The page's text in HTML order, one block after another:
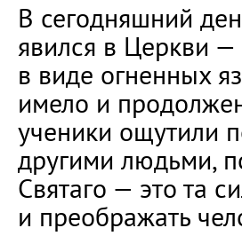
В сегодняшний
явился в Церкви —
в виде огненных
имело и
ученики ощутили
другими людьми,
Святаго — это та
и преображать